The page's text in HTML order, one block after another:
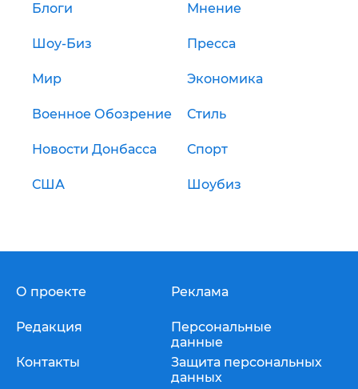
Блоги Мнение
Шоу-Биз Пресса
Мир Экономика
Военное Обозрение Стиль
Новости Донбасса Спорт
США Шоубиз
О проекте
Редакция
Контакты
Реклама
Персональные
данные
Защита персональных
данных